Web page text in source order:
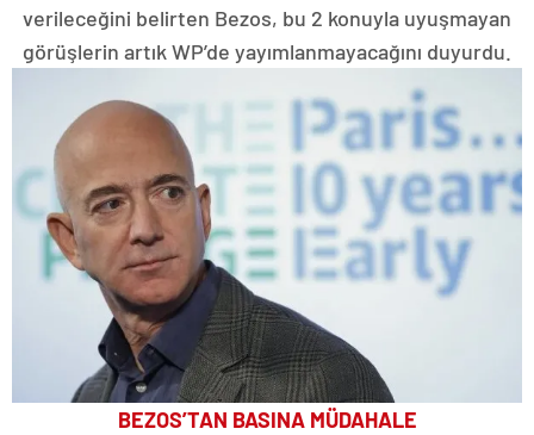
verileceğini belirten Bezos, bu 2 konuyla uyuşmayan
görüşlerin artık WP’de yayımlanmayacağını duyurdu.
BEZOS’TAN BASINA MÜDAHALE